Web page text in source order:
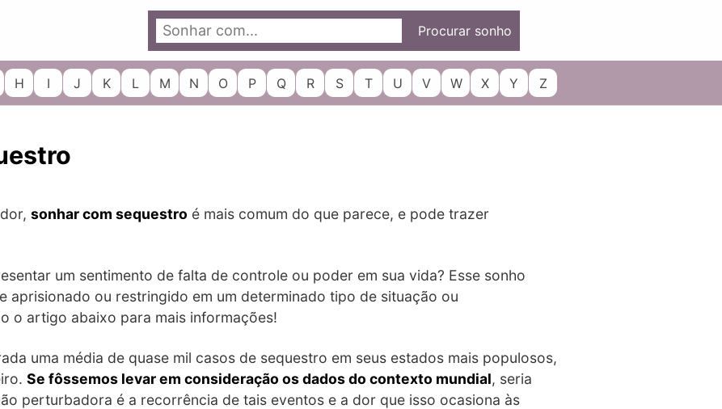
Procurar sonho
H I J K L M N O P Q R S T U V W X Y Z
sonhar com sequestro é mais comum do que parece, e pode trazer
um sentimento de falta de controle ou poder em sua vida? Esse sonho
aprisionado ou restringido em um determinado tipo de situação ou
o artigo abaixo para mais informações!
uma média de quase mil casos de sequestro em seus estados mais populosos,
Se fôssemos levar em consideração os dados do contexto mundial, seria
perturbadora é a recorrência de tais eventos e a dor que isso ocasiona às